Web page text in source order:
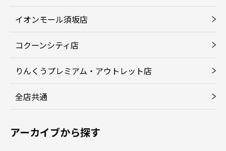
イオンモール須坂店
コクーンシティ店
りんくうプレミアム・アウトレット店
全店共通
アーカイブから探す